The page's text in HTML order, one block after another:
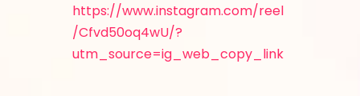
https://www.instagram.com/reel
/Cfvd50oq4wU/?
utm_source=ig_web_copy_link